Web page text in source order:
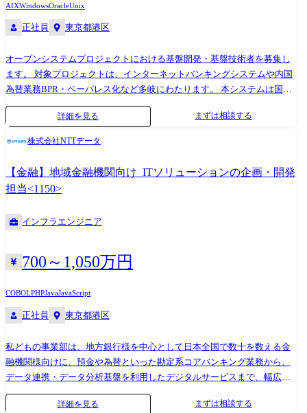
AIXWindowsOracleUnix
正社員 東京都港区
オープンシステムプロジェクトにおける基盤開発・基盤技術者を募集し
ます。 対象プロジェクトは、インターネットバンキングシステムや内国
為替業務BPR・ペーパレス化など多岐にわたります。 本システムは国内
最大級の金融システムにおける、インターネットバンキングや内国為替
業務、窓口業務・後方事務運用、外部接続業務に関連するシステムを提
供しております。お客様の経営目標となっているデジタル化推進を担っ
ペーパレス化もその一環となっております。 お客様のやりたいことを実
現させるためのシステム化検討や提案に興味がある人を募集します。 シ
ステムデザインを経験してみたい方や基盤スキルを活かしてみたい方を
詳細を見る まずは相談する
株式会社NTTデータ
【金融】地域金融機関向け_ITソリューションの企画・開発
担当<1150>
インフラエンジニア
700～1,050万円
COBOLPHPJavaJavaScript
正社員 東京都港区
私どもの事業部は、地方銀行様を中心として日本全国で数十を数える金
融機関様向けに、預金や為替といった勘定系コアバンキング業務から、
データ連携・データ分析基盤を利用したデジタルサービスまで、幅広い
バンキングサービスを共同利用型でサービス提供している組織になりま
す。本募集の背景として、当組織では地域経済の重要なインフラとなる
詳細を見る まずは相談する